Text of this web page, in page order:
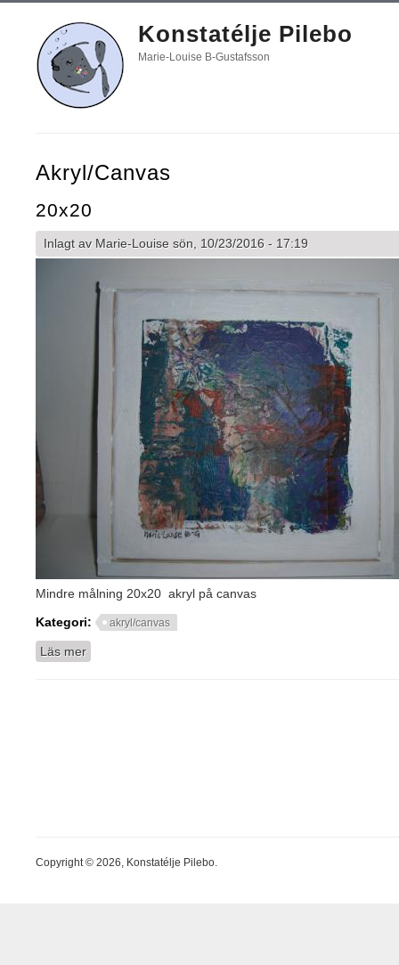
Konstatélje Pilebo
Marie-Louise B-Gustafsson
Akryl/canvas
20x20
Inlagt av Marie-Louise sön, 10/23/2016 - 17:19
Mindre målning 20x20 akryl på canvas
Kategori: akryl/canvas
Läs mer
Copyright © 2026, Konstatélje Pilebo.